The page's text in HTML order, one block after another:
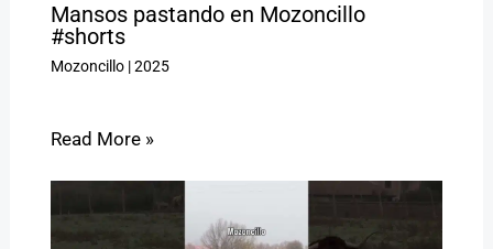
Mansos pastando en Mozoncillo
#shorts
Mozoncillo|2025
Read More »